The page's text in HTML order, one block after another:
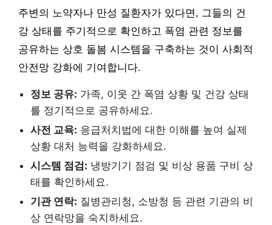
주변의 노약자나 만성 질환자가 있다면, 그들의 건
강 상태를 주기적으로 확인하고 폭염 관련 정보를
공유하는 상호 돌봄 시스템을 구축하는 것이 사회적
안전망 강화에 기여합니다.
정보 공유: 가족, 이웃 간 폭염 상황 및 건강 상태
를 정기적으로 공유하세요.
사전 교육: 응급처치법에 대한 이해를 높여 실제
상황 대처 능력을 강화하세요.
시스템 점검: 냉방기기 점검 및 비상 용품 구비 상
태를 확인하세요.
기관 연락: 질병관리청, 소방청 등 관련 기관의 비
상 연락망을 숙지하세요.